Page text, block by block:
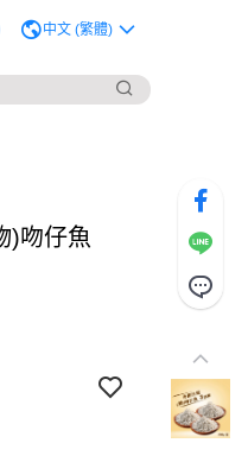
中文 (繁體)
)吻仔魚